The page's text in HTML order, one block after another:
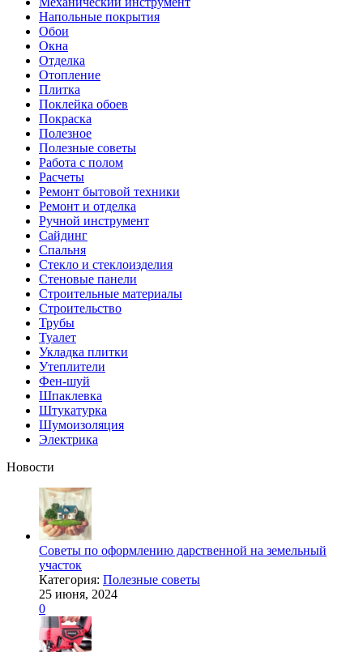
Напольные покрытия
Обои
Окна
Отделка
Отопление
Плитка
Поклейка обоев
Покраска
Полезное
Полезные советы
Работа с полом
Расчеты
Ремонт бытовой техники
Ремонт и отделка
Ручной инструмент
Сайдинг
Спальня
Стекло и стеклоизделия
Стеновые панели
Строительные материалы
Строительство
Трубы
Туалет
Укладка плитки
Утеплители
Фен-шуй
Шпаклевка
Штукатурка
Шумоизоляция
Электрика
Новости
Советы по оформлению дарственной на земельный
участок
Категория: Полезные советы
25 июня, 2024
0